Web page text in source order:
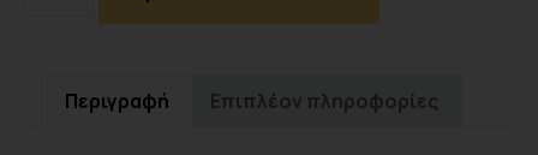
Περιγραφή Επιπλέον πληροφορίες